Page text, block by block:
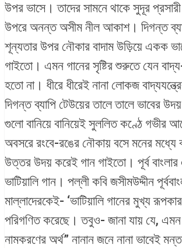
উপর ভাসে। তাদের সামনে থাকে সুদূর
উপরে অনন্ত অসীম নীল আকাশ। দিগন্ত
শূন্যতার উপর নৌকার বাদাম উড়িয়ে একক
গাইতো। এমন গানের সৃষ্টির শুরুতে যেন
হতো না। ধীরে ধীরেই নানা লোকজ
দিগন্ত ব্যাপি টেউয়ের তালে তালে ভাবের
গুলো বানিয়ে বানিয়েই সুললিত কণ্ঠে গভীর
অবসরে রংবে-রঙের নৌকায় বসে মনের মধ্যে
উত্তর উদয় করেই গান গাইতো। পূর্ব
ভাটিয়ালি গান। পল্লী কবি জসীমউদ্দীন
মাল্লাদেরকেই- ‘ভাটিয়ালি গানের মুখ্য
পরিগণিত করেছে। তবুও- জানা যায় যে, এমন
নামকরণের অর্থ” নানান জনে নানা ভাবেই